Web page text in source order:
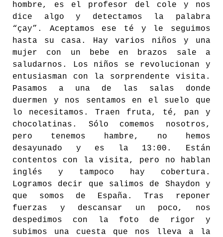
hombre, es el profesor del cole y nos
dice algo y detectamos la palabra
“çay”. Aceptamos ese té y le seguimos
hasta su casa. Hay varios niños y una
mujer con un bebe en brazos sale a
saludarnos. Los niños se revolucionan y
entusiasman con la sorprendente visita.
Pasamos a una de las salas donde
duermen y nos sentamos en el suelo que
lo necesitamos. Traen fruta, té, pan y
chocolatinas. Sólo comemos nosotros,
pero tenemos hambre, no hemos
desayunado y es la 13:00. Están
contentos con la visita, pero no hablan
inglés y tampoco hay cobertura.
Logramos decir que salimos de Shaydon y
que somos de España. Tras reponer
fuerzas y descansar un poco, nos
despedimos con la foto de rigor y
subimos una cuesta que nos lleva a la